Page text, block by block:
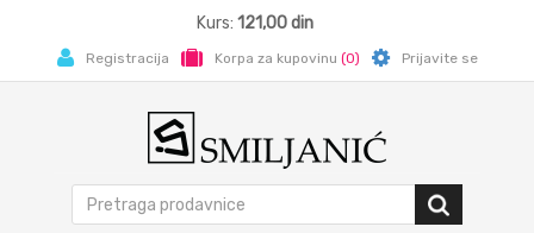
Kurs: 121,00 din
Registracija Korpa za kupovinu (0) Prijavite se